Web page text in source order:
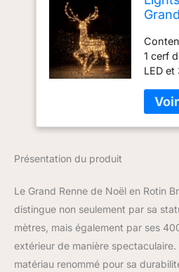
de 2
LED
1 cerf
LED
x (l) 32
de 24
Présentation du produit
Le Grand Renne de Noël en Rotin
distingue non seulement par sa
mètres, mais également par ses
extérieur de manière spectaculaire.
matériau renommé pour sa